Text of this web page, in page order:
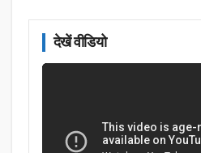
देखें वीडियो